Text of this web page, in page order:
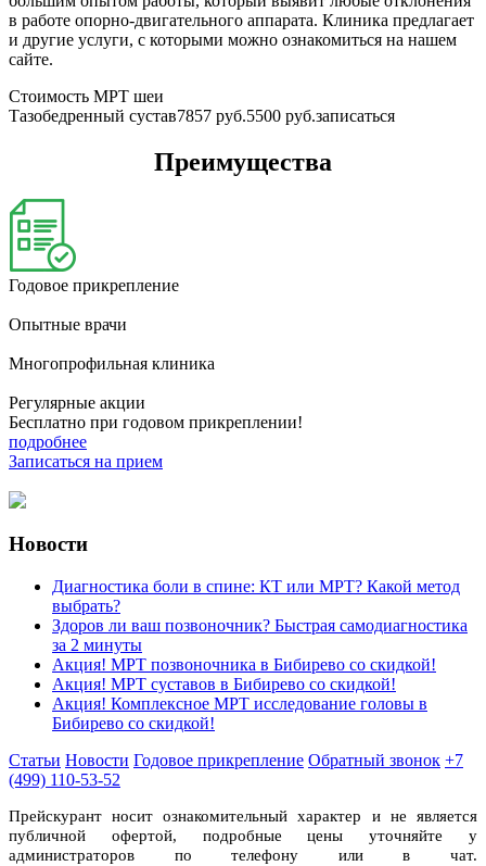
в работе опорно-двигательного аппарата. Клиника предлагает
и другие услуги, с которыми можно ознакомиться на нашем
сайте.
Стоимость МРТ шеи
Тазобедренный сустав7857 руб.5500 руб.записаться
Преимущества
Годовое прикрепление
Опытные врачи
Многопрофильная клиника
Регулярные акции
Бесплатно при годовом прикреплении!
подробнее
Записаться на прием
Новости
Диагностика боли в спине: КТ или МРТ? Какой метод
выбрать?
Здоров ли ваш позвоночник? Быстрая самодиагностика
за 2 минуты
Акция! МРТ позвоночника в Бибирево со скидкой!
Акция! МРТ суставов в Бибирево со скидкой!
Акция! Комплексное МРТ исследование головы в
Бибирево со скидкой!
Статьи Новости Годовое прикрепление Обратный звонок +7
(499) 110-53-52
Прейскурант носит ознакомительный характер и не является
публичной офертой, подробные цены уточняйте у
администраторов по телефону или в чат.